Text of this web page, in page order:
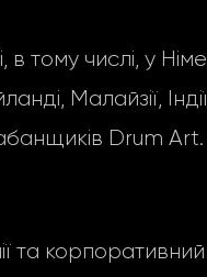
тому числі, у
Малайзії,
Drum Art.
та